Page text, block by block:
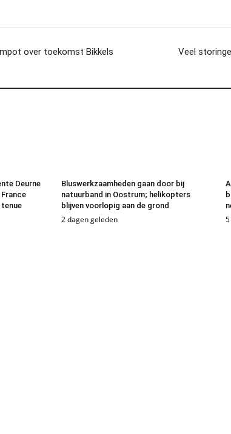
over toekomst Bikkels Veel
Deurne
tenue
Bluswerkzaamheden gaan door bij
natuurband in Oostrum; helikopters
blijven voorlopig aan de grond
2 dagen geleden